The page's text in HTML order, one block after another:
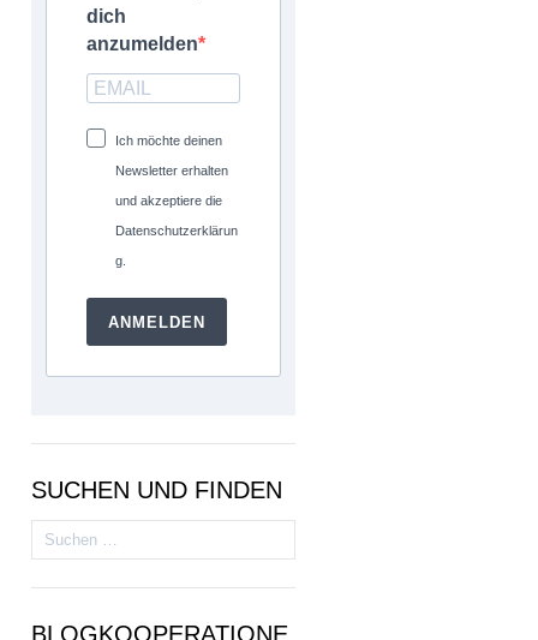
dich
anzumelden
Ich möchte deinen
Newsletter erhalten
und akzeptiere die
Datenschutzerklärun
g.
ANMELDEN
SUCHEN UND FINDEN
Suchen
nach:
BLOGKOOPERATIONE